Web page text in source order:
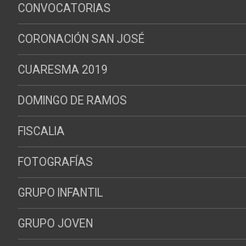
CONVOCATORIAS
CORONACIÓN SAN JOSÉ
CUARESMA 2019
DOMINGO DE RAMOS
FISCALIA
FOTOGRAFÍAS
GRUPO INFANTIL
GRUPO JOVEN